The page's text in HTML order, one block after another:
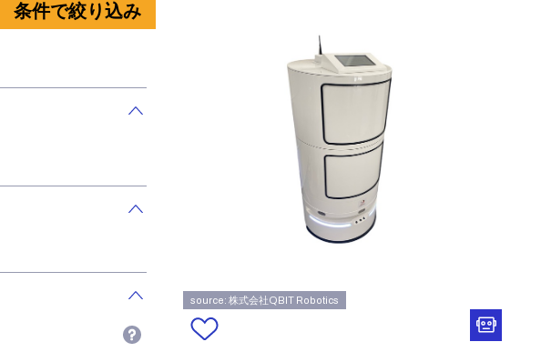
条件で絞り込み
source: 株式会社QBIT Robotics